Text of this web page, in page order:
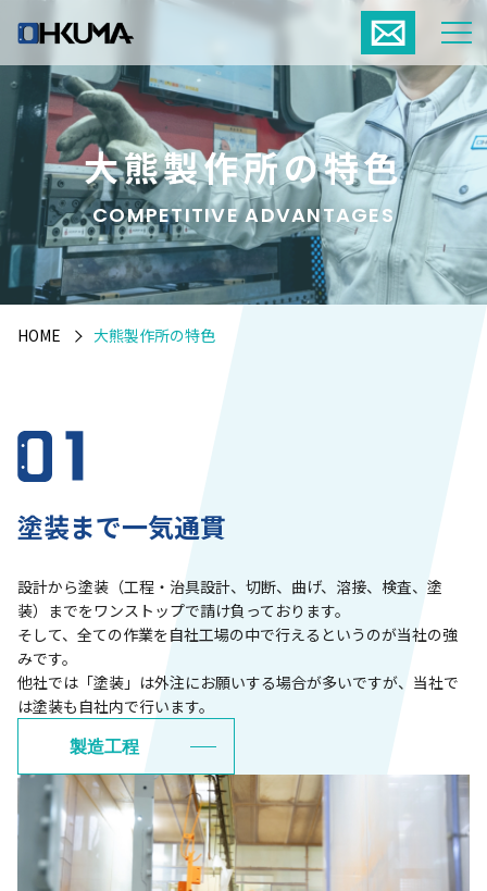
大熊製作所の特色
COMPETITIVE ADVANTAGES
HOME 大熊製作所の特色
塗装まで一気通貫
設計から塗装（工程・治具設計、切断、曲げ、溶接、検査、塗
装）までをワンストップで請け負っております。
そして、全ての作業を自社工場の中で行えるというのが当社の強
みです。
他社では「塗装」は外注にお願いする場合が多いですが、当社で
は塗装も自社内で行います。
製造工程